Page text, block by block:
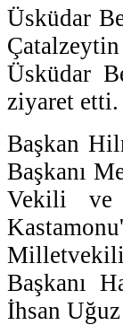
Üsküdar
Üsküdar
ziyaret etti.
Başkan
Başkanı
Vekili ve
Başkanı
İhsan